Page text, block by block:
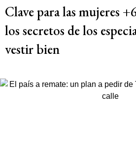
Clave para las mujeres
los secretos de los
vestir bien